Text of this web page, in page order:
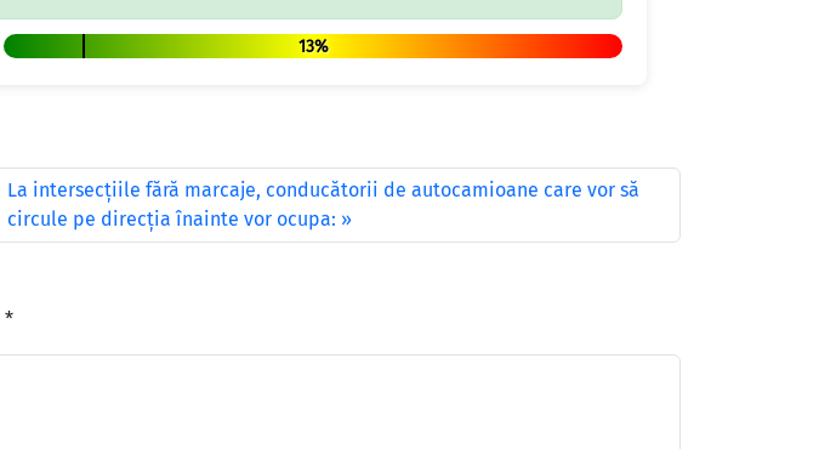
13%
La intersecţiile fără marcaje, conducătorii de autocamioane care vor să
circule pe direcţia înainte vor ocupa:
*